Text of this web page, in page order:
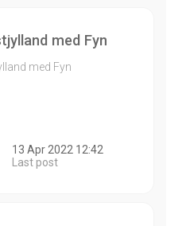
med Fyn
med Fyn
13 Apr 2022 12:42
Last post